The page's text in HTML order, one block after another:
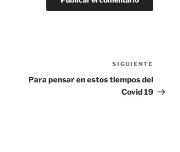
entrada
SIGUIENTE
Para pensar en estos tiempos del
Covid 19